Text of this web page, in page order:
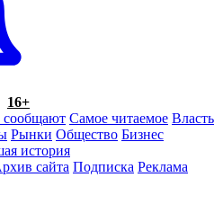
16+
Самое читаемое Власть
Рынки Общество Бизнес
история
сайта Подписка Реклама